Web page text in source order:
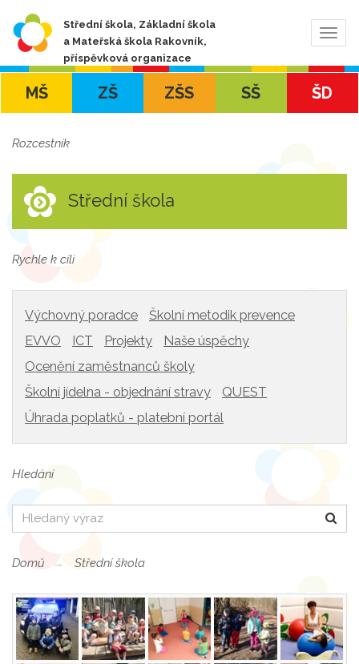
Střední škola, Základní škola
a Mateřská škola Rakovník,
příspěvková organizace
MŠ ZŠ ZŠS SŠ ŠD
Rozcestník
Střední škola
Rychle k cíli
Výchovný poradce
Školní metodik prevence
EVVO
ICT Projekty
Naše úspěchy
Ocenění zaměstnanců školy
Školní jídelna - objednání stravy
QUEST
Úhrada poplatků - platební portál
Hledání
Hledat
Domů Střední škola